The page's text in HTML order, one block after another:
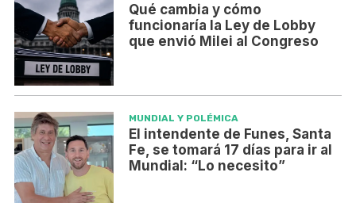
Qué cambia y cómo
funcionaría la Ley de Lobby
que envió Milei al Congreso
MUNDIAL Y POLÉMICA
El intendente de Funes, Santa
Fe, se tomará 17 días para ir al
Mundial: “Lo necesito”